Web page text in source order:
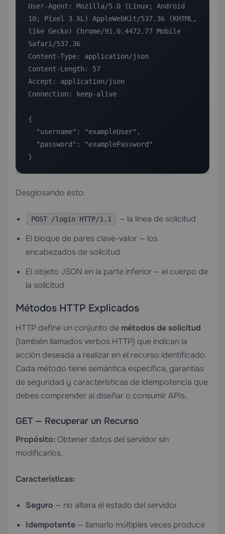
User-Agent: Mozilla/5.0 (Linux; Android
10; Pixel 3 XL) AppleWebKit/537.36 (KHTML,
like Gecko) Chrome/91.0.4472.77 Mobile
Safari/537.36
Content-Type: application/json
Content-Length: 57
Accept: application/json
Connection: keep-alive
{
}
Desglosando esto:
POST /login HTTP/1.1
— la línea de solicitud
El bloque de pares clave-valor — los
encabezados de solicitud
El objeto JSON en la parte inferior — el cuerpo de
la solicitud
Métodos HTTP Explicados
HTTP define un conjunto de métodos de solicitud
(también llamados verbos HTTP) que indican la
acción deseada a realizar en el recurso identificado.
Cada método tiene semántica específica, garantías
de seguridad y características de idempotencia que
debes comprender al diseñar o consumir APIs.
GET — Recuperar un Recurso
Propósito: Obtener datos del servidor sin
modificarlos.
Características:
Seguro — no altera el estado del servidor
Idempotente — llamarlo múltiples veces produce